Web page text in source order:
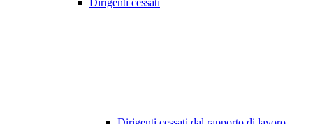
Dirigenti cessati